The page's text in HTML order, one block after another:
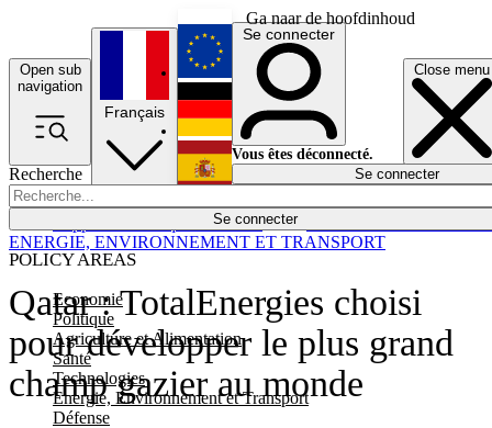
Ga naar de hoofdinhoud
Open sub
navigation
Close menu
Recherche
Se connecter
POLICY AREAS
Economie
Politique
Agriculture et Alimentation
Santé
Technologies
Energie, Environnement et Transport
Défense
Économie
Français
English
Deutsch
Español
Se connecter
Vous êtes déconnecté.
Se connecter
Qatar : TotalEnergies choisi
pour développer le plus grand
champ gazier au monde
ENERGIE, ENVIRONNEMENT ET TRANSPORT